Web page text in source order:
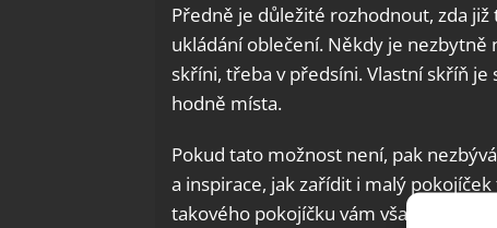
Předně je důležité rozhodnout, zda
ukládání oblečení. Někdy je
skříni, třeba v předsíni. Vlastní skříň
hodně místa.
Pokud tato možnost není, pak
a inspirace, jak zařídit i malý
takového pokojíčku vám však